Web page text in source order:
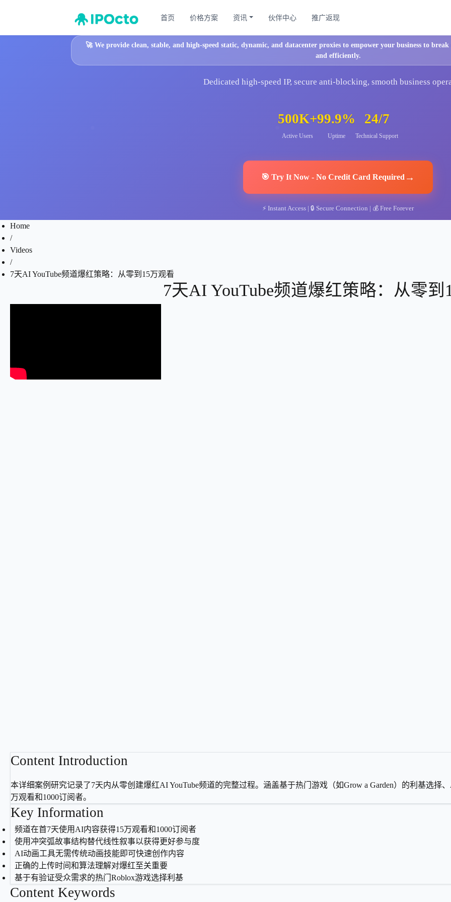
首页 价格方案 资讯 伙伴中心 推广返现
🚀We provide clean, stable, and high-speed static, dynamic, and datacenter proxies to empower your business to
and efficiently.
Dedicated high-speed IP, secure anti-blocking, smooth business
500K+
Active Users
99.9%
Uptime
24/7
Technical Support
🎯Try It Now -No Credit Card Required →
⚡Instant Access | 🔒 Secure Connection | 💰Free Forever
Home
/
Videos
/
7天AI YouTube频道爆红策略：从零到15万观看
7天AI YouTube频道爆红策略：从零到
Content Introduction
本详细案例研究记录了7天内从零创建爆红AI YouTube频道的完整过程。涵盖基于热门游戏（如Grow a Garden）的利基选择
万观看和1000订阅者。
Key Information
1频道在首7天使用AI内容获得15万观看和1000订阅者
2使用冲突弧故事结构替代线性叙事以获得更好参与度
AI动画工具无需传统动画技能即可快速创作内容
正确的上传时间和算法理解对爆红至关重要
5基于有验证受众需求的热门Roblox游戏选择利基
Content Keywords